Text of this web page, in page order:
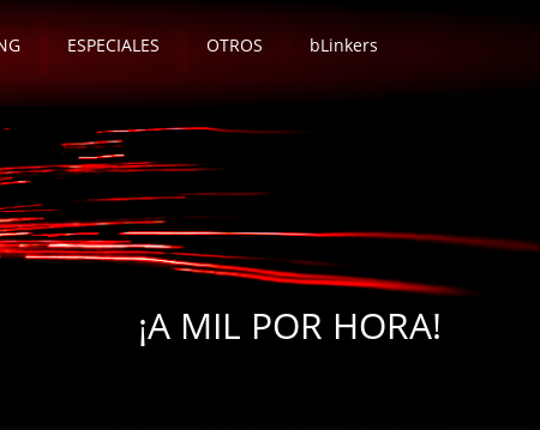
ESPECIALES OTROS bLinkers
¡A MIL POR HORA!